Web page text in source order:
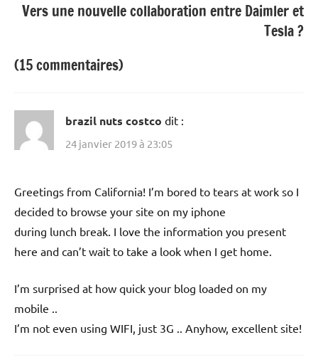
Vers une nouvelle collaboration entre Daimler et
Tesla ?
(15 commentaires)
brazil nuts costco dit :
24 janvier 2019 à 23:05
Greetings from California! I’m bored to tears at work so I
decided to browse your site on my iphone
during lunch break. I love the information you present
here and can’t wait to take a look when I get home.
I’m surprised at how quick your blog loaded on my
mobile ..
I’m not even using WIFI, just 3G .. Anyhow, excellent site!